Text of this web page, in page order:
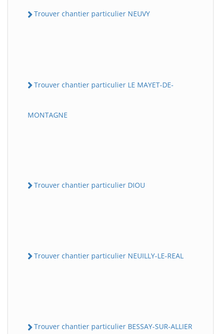
Trouver chantier particulier NEUVY
Trouver chantier particulier LE MAYET-DE-
MONTAGNE
Trouver chantier particulier DIOU
Trouver chantier particulier NEUILLY-LE-REAL
Trouver chantier particulier BESSAY-SUR-ALLIER